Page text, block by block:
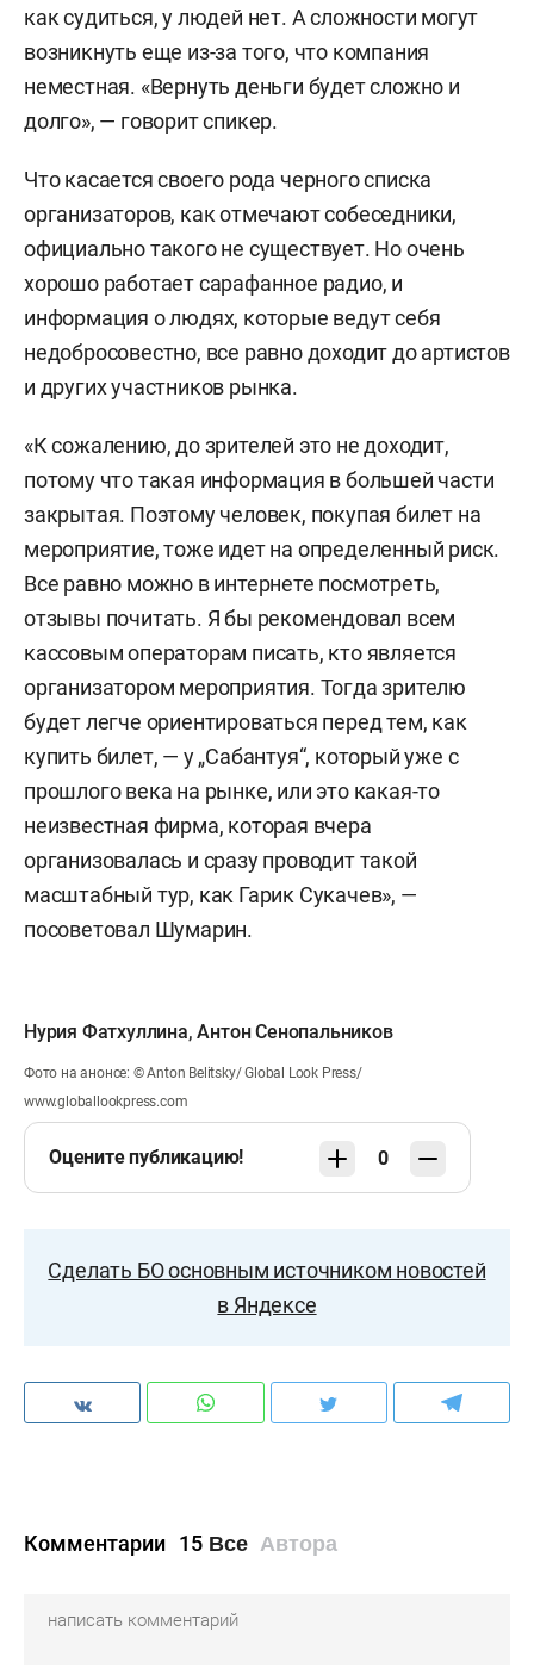
как судиться, у людей нет. А сложности могут
возникнуть еще из-за того, что компания
неместная. «Вернуть деньги будет сложно и
долго», — говорит спикер.
Что касается своего рода черного списка
организаторов, как отмечают собеседники,
официально такого не существует. Но очень
хорошо работает сарафанное радио, и
информация о людях, которые ведут себя
недобросовестно, все равно доходит до артистов
и других участников рынка.
«К сожалению, до зрителей это не доходит,
потому что такая информация в большей части
закрытая. Поэтому человек, покупая билет на
мероприятие, тоже идет на определенный риск.
Все равно можно в интернете посмотреть,
отзывы почитать. Я бы рекомендовал всем
кассовым операторам писать, кто является
организатором мероприятия. Тогда зрителю
будет легче ориентироваться перед тем, как
купить билет, — у „Сабантуя“, который уже с
прошлого века на рынке, или это какая-то
неизвестная фирма, которая вчера
организовалась и сразу проводит такой
масштабный тур, как Гарик Сукачев», —
посоветовал Шумарин.
Нурия Фатхуллина,Антон Сенопальников
Фото на анонсе: © Anton Belitsky/ Global Look Press/
www.globallookpress.com
Оцените публикацию! 0
Сделать БО основным источником новостей
в Яндексе
Комментарии 15 Все Автора